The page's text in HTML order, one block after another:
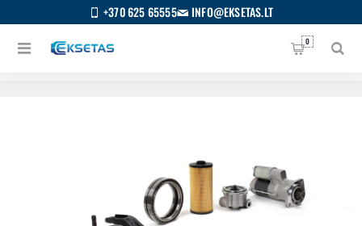
+370 625 65555 INFO@EKSETAS.LT
0